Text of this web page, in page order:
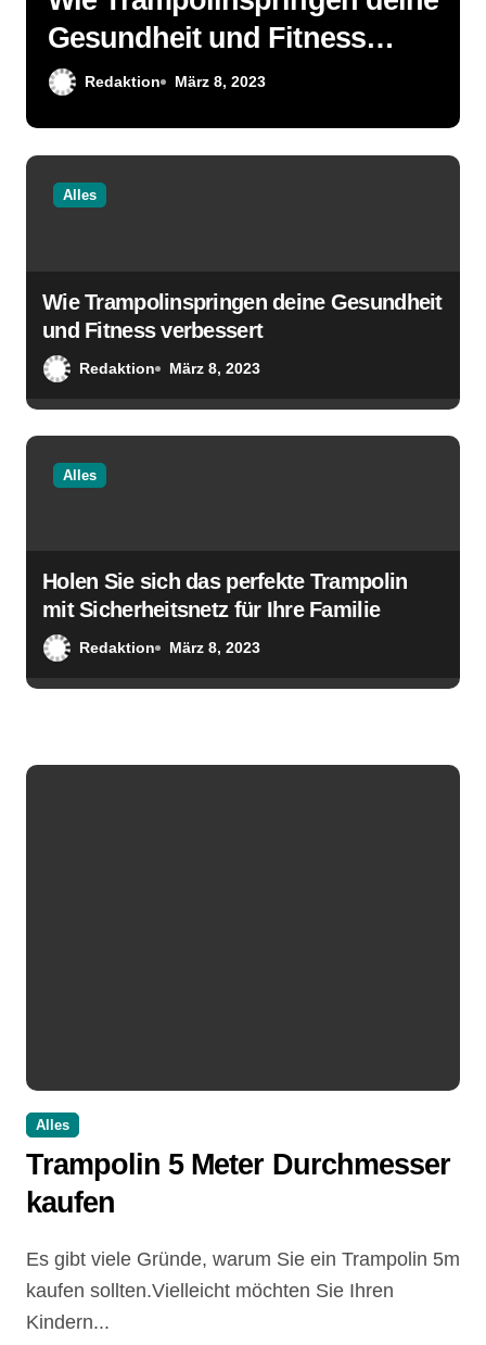
Gesundheit und Fitness
verbessert
Redaktion März 8, 2023
Alles
Wie Trampolinspringen deine Gesundheit
und Fitness verbessert
Redaktion März 8, 2023
Alles
Holen Sie sich das perfekte Trampolin
mit Sicherheitsnetz für Ihre Familie
Redaktion März 8, 2023
Alles
Trampolin 5 Meter Durchmesser
kaufen
Es gibt viele Gründe, warum Sie ein Trampolin 5m
kaufen sollten.Vielleicht möchten Sie Ihren
Kindern...